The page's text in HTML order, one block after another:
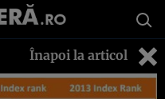
Înapoi la articol